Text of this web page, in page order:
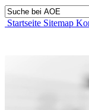
Startseite Sitemap